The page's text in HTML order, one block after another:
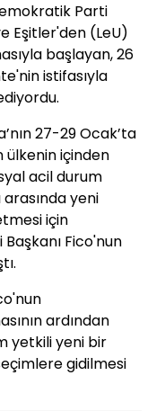
Parti
Eşitler'den (LeU)
başlayan, 26
istifasıyla
27-29 Ocak’ta
ülkenin içinden
acil durum
yeni
için
Fico'nun
ardından
yetkili yeni bir
gidilmesi